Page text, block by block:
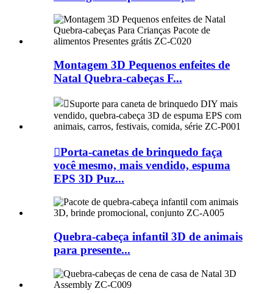
Montagem 3D Pequenos enfeites de
Natal Quebra-cabeças F...
Porta-canetas de brinquedo faça
você mesmo, mais vendido, espuma
EPS 3D Puz...
Quebra-cabeça infantil 3D de animais
para presente...